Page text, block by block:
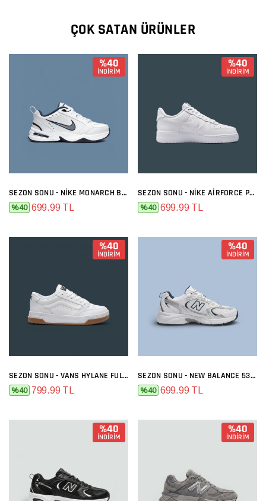
ÇOK SATAN ÜRÜNLER
%40
İNDİRİM
SEZON SONU - NIKE MONARCH BEYAZ SIYAH
%40 699.99 TL
%40
İNDİRİM
SEZON SONU - NIKE AIRFORCE PREMIUM FULL BEYAZ
%40 699.99 TL
%40
İNDİRİM
SEZON SONU - VANS HYLANE FULL BEYAZ
%40 799.99 TL
%40
İNDİRİM
SEZON SONU - NEW BALANCE 530 BEYAZ LACI
%40 699.99 TL
%40
İNDİRİM
%40
İNDİRİM